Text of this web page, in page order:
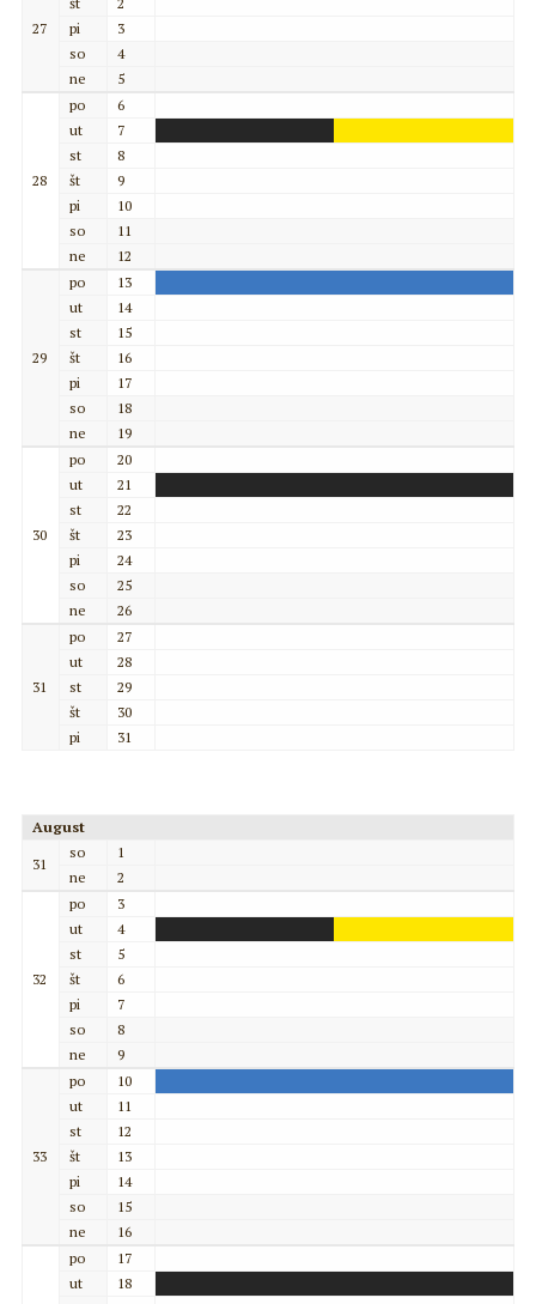
27
pi
3
so
4
ne
5
28
po
6
ut
7
st
8
št
9
pi
10
so
11
ne
12
29
po
13
ut
14
st
15
št
16
pi
17
so
18
ne
19
30
po
20
ut
21
st
22
št
23
pi
24
so
25
ne
26
31
po
27
ut
28
st
29
št
30
pi
31
August
31
so
1
ne
2
32
po
3
ut
4
st
5
št
6
pi
7
so
8
ne
9
33
po
10
ut
11
st
12
št
13
pi
14
so
15
ne
16
po
17
ut
18